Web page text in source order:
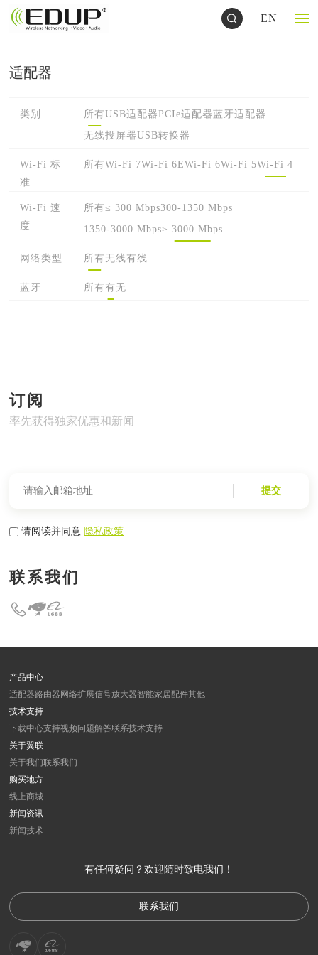
EN
适配器
类别 所有USB适配器PCIe适配器蓝牙适配器
无线投屏器USB转换器
Wi-Fi 标
准
所有Wi-Fi 7Wi-Fi 6EWi-Fi 6Wi-Fi 5Wi-Fi 4
Wi-Fi 速
度
所有≤ 300 Mbps300-1350 Mbps
1350-3000 Mbps≥ 3000 Mbps
网络类型 所有 无线有线
蓝牙 所有有 无
订阅
率先获得独家优惠和新闻
提交
请阅读并同意隐私政策
联系我们
产品中心
适配器路由器 网络扩展信号放大器智能家居配件其他
技术支持
下载中心支持视频问题解答联系技术支持
关于翼联
关于我们联系我们
购买地方
线上商城
新闻资讯
新闻技术
有任何疑问？欢迎随时致电我们！
联系我们